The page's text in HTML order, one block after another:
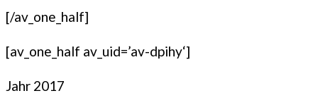
[/av_one_half]
[av_one_half av_uid=’av-dpihy‘]
Jahr 2017